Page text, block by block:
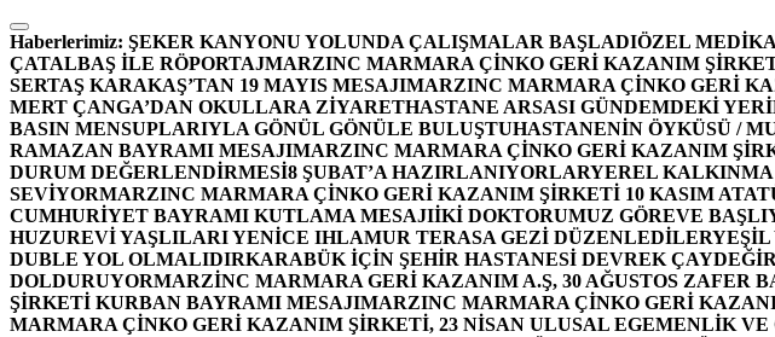
İçeriğe
atla
Haberlerimiz: ŞEKER KANYONU YOLUNDA ÇALIŞMALAR BAŞLADIÖZEL
ÇATALBAŞ İLE RÖPORTAJMARZINC MARMARA ÇİNKO GERİ KAZANIM
SERTAŞ KARAKAŞ’TAN 19 MAYIS MESAJIMARZINC MARMARA ÇİNKO GERİ
MERT ÇANGA’DAN OKULLARA ZİYARETHASTANE ARSASI GÜNDEMDEKİ
BASIN MENSUPLARIYLA GÖNÜL GÖNÜLE BULUŞTUHASTANENİN ÖYKÜSÜ /
RAMAZAN BAYRAMI MESAJIMARZINC MARMARA ÇİNKO GERİ KAZANIM
DURUM DEĞERLENDİRMESİ8 ŞUBAT’A HAZIRLANIYORLARYEREL
SEVİYORMARZINC MARMARA ÇİNKO GERİ KAZANIM ŞİRKETİ 10 KASIM
CUMHURİYET BAYRAMI KUTLAMA MESAJIİKİ DOKTORUMUZ GÖREVE
HUZUREVİ YAŞLILARI YENİCE IHLAMUR TERASA GEZİ DÜZENLEDİLERYEŞİL
DUBLE YOL OLMALIDIRKARABÜK İÇİN ŞEHİR HASTANESİ DEVREK
DOLDURUYORMARZİNC MARMARA GERİ KAZANIM A.Ş, 30 AĞUSTOS ZAFER
ŞİRKETİ KURBAN BAYRAMI MESAJIMARZINC MARMARA ÇİNKO GERİ
MARMARA ÇİNKO GERİ KAZANIM ŞİRKETİ, 23 NİSAN ULUSAL EGEMENLİK